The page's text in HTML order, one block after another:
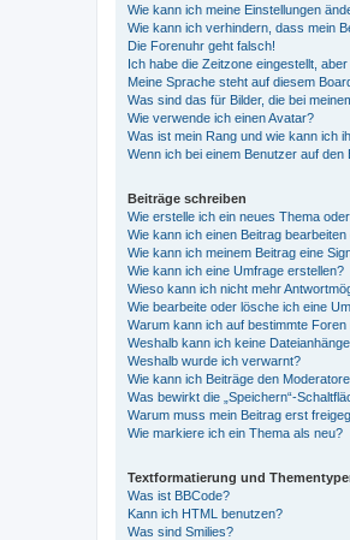
Wie kann ich meine Einstellungen
Wie kann ich verhindern, dass mein
Die Forenuhr geht falsch!
Ich habe die Zeitzone eingestellt,
Meine Sprache steht auf diesem
Was sind das für Bilder, die bei
Wie verwende ich einen Avatar?
Was ist mein Rang und wie kann ich
Wenn ich bei einem Benutzer auf
Beiträge schreiben
Wie erstelle ich ein neues Thema
Wie kann ich einen Beitrag
Wie kann ich meinem Beitrag eine
Wie kann ich eine Umfrage erstellen?
Wieso kann ich nicht mehr
Wie bearbeite oder lösche ich eine
Warum kann ich auf bestimmte
Weshalb kann ich keine
Weshalb wurde ich verwarnt?
Wie kann ich Beiträge den
Was bewirkt die „Speichern“-
Warum muss mein Beitrag erst
Wie markiere ich ein Thema als neu?
Textformatierung und
Was ist BBCode?
Kann ich HTML benutzen?
Was sind Smilies?